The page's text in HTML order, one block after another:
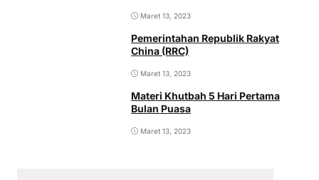
Maret 13, 2023
Pemerintahan Republik Rakyat
China (RRC)
Maret 13, 2023
Materi Khutbah 5 Hari Pertama
Bulan Puasa
Maret 13, 2023